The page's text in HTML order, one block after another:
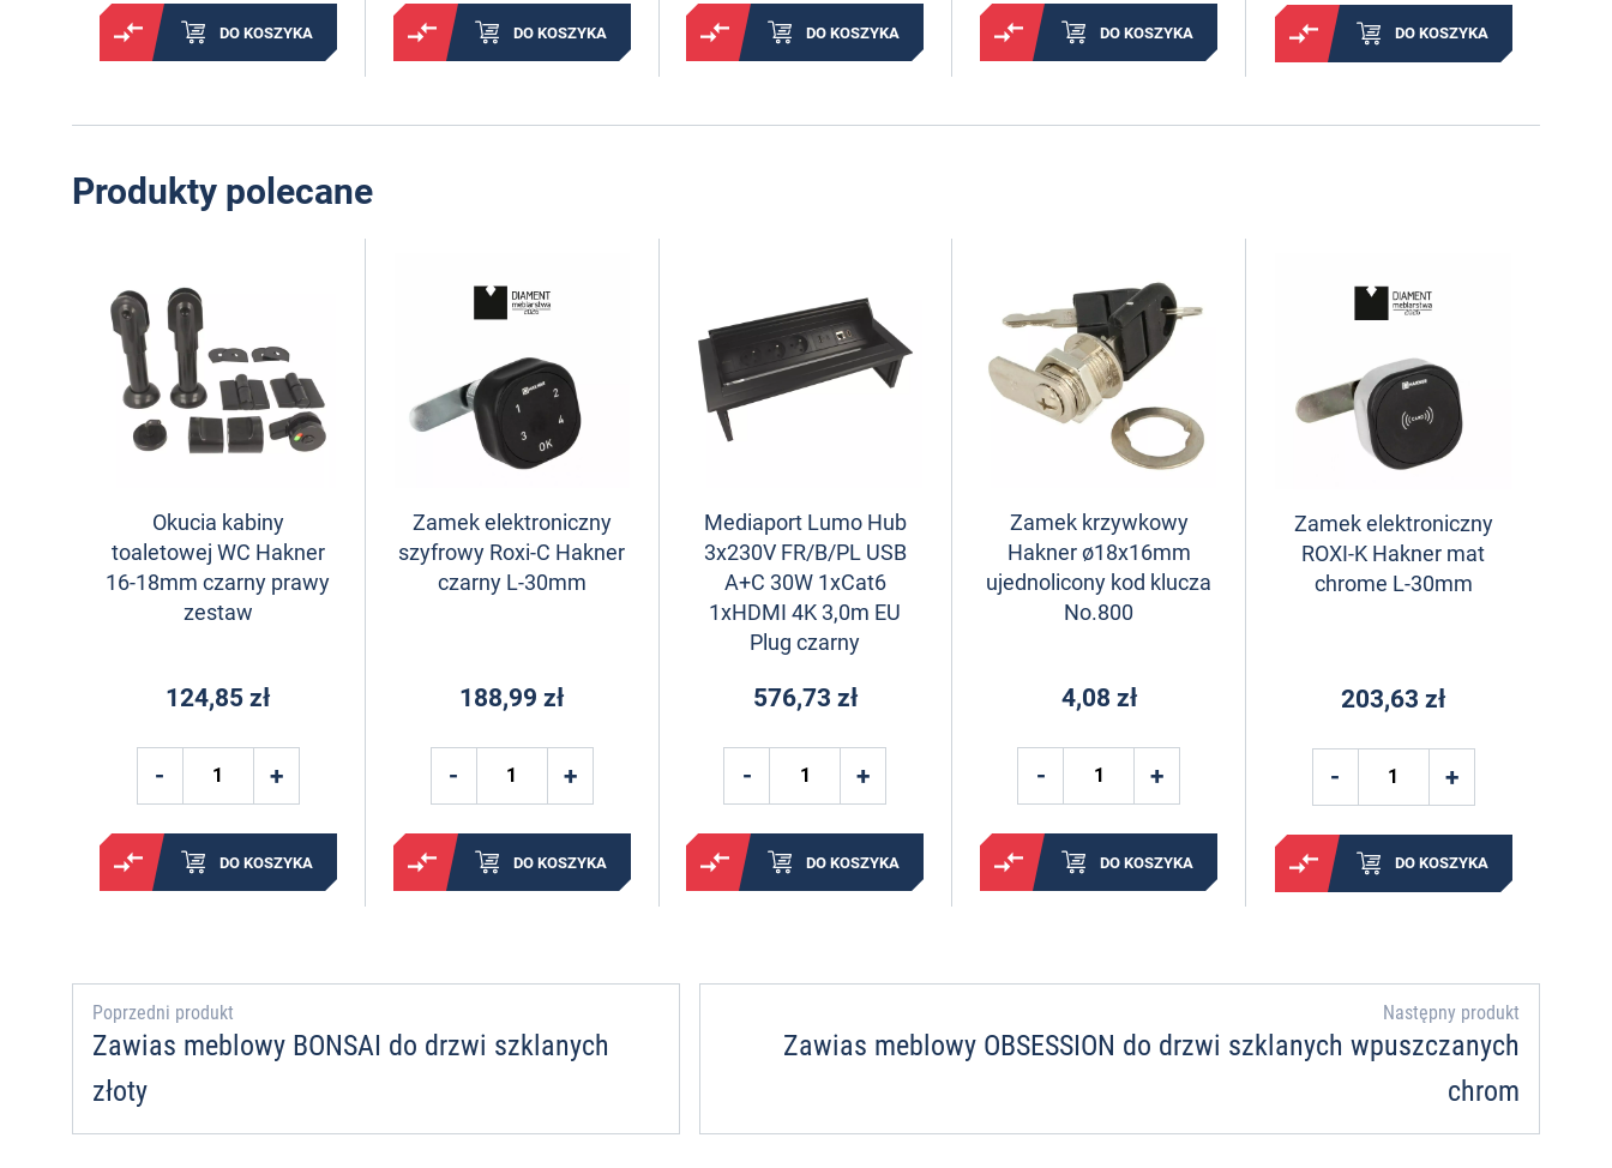
DO KOSZYKA DO KOSZYKA DO KOSZYKA DO KOSZYKA DO KOSZYKA
Produkty polecane
Okucia kabiny
toaletowej WC Hakner
16-18mm czarny prawy
zestaw
124,85 zł
DO KOSZYKA
Zamek elektroniczny
szyfrowy Roxi-C Hakner
czarny L-30mm
188,99 zł
DO KOSZYKA
Mediaport Lumo Hub
3x230V FR/B/PL USB
A+C 30W 1xCat6
1xHDMI 4K 3,0m EU
Plug czarny
576,73 zł
DO KOSZYKA
Zamek krzywkowy
Hakner ø18x16mm
ujednolicony kod klucza
No.800
4,08 zł
DO KOSZYKA
Zamek elektroniczny
ROXI-K Hakner mat
chrome L-30mm
203,63 zł
DO KOSZYKA
Poprzedni produkt
Zawias meblowy BONSAI do drzwi szklanych
złoty
Następny produkt
Zawias meblowy OBSESSION do drzwi szklanych wpuszczanych
chrom